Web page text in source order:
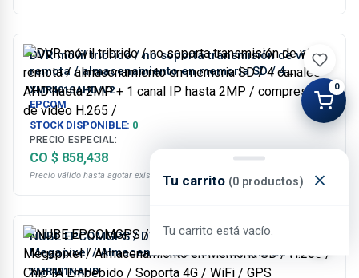
Tu carrito (0 productos)
Tu carrito está vacío.
0
DVR móvil tribrido / no soporta transmisión de vídeo
remota / almacenamiento en memoria SD / 4
canales AHD hasta 2MP + 1 canal IP hasta 2MP /
compresión de vídeo H.265 /
XMR401SAHD/V2
EPCOM
STOCK DISPONIBLE: 0
PRECIO ESPECIAL:
CO $ 858,438
Precio válido hasta agotar existencias
NUBE EPCOMGPS / DVR Móvil / 4 Canales AHD 2
Megapixel / Almacenamiento en Memoria SD /
H.265 / Chip IA Embebido / Soporta 4G / WiFi / GPS
XMR401NAHD